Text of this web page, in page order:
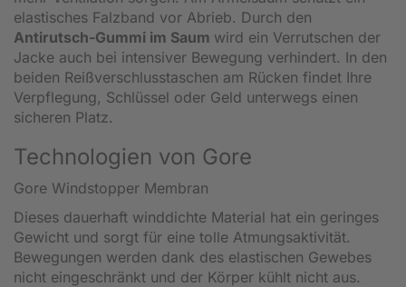
elastisches Falzband vor Abrieb. Durch den
Antirutsch-Gummi im Saum wird ein Verrutschen der
Jacke auch bei intensiver Bewegung verhindert. In den
beiden Reißverschlusstaschen am Rücken findet Ihre
Verpflegung, Schlüssel oder Geld unterwegs einen
sicheren Platz.
Technologien von Gore
Gore Windstopper Membran
Dieses dauerhaft winddichte Material hat ein geringes
Gewicht und sorgt für eine tolle Atmungsaktivität.
Bewegungen werden dank des elastischen Gewebes
nicht eingeschränkt und der Körper kühlt nicht aus.